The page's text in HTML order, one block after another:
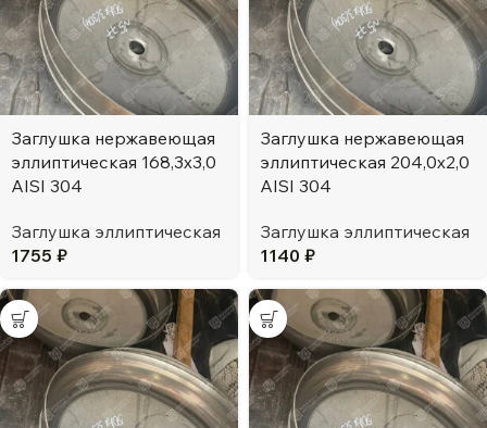
Заглушка нержавеющая
эллиптическая 168,3х3,0
AISI 304
Заглушка эллиптическая
1755 ₽
Заглушка нержавеющая
эллиптическая 204,0х2,0
AISI 304
Заглушка эллиптическая
1140 ₽